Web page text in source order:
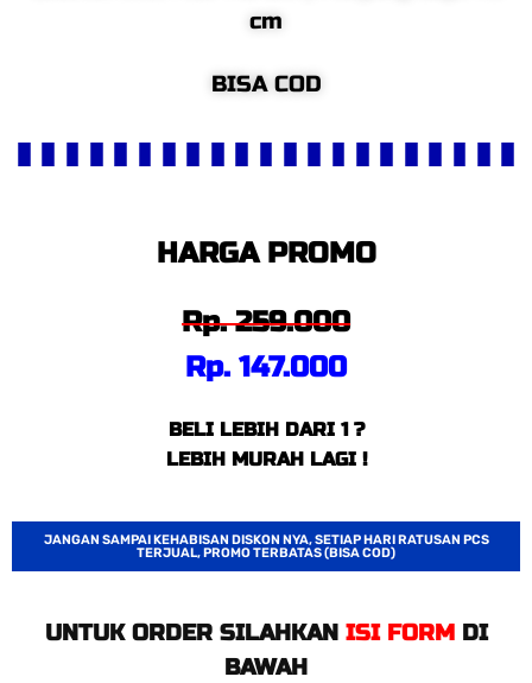
cm
BISA COD
HARGA PROMO
Rp. 259.000
Rp. 147.000
BELI LEBIH DARI 1 ?
LEBIH MURAH LAGI !
JANGAN SAMPAI KEHABISAN DISKON NYA, SETIAP HARI RATUSAN PCS
TERJUAL, PROMO TERBATAS (BISA COD)
UNTUK ORDER SILAHKANISI FORMDI
BAWAH